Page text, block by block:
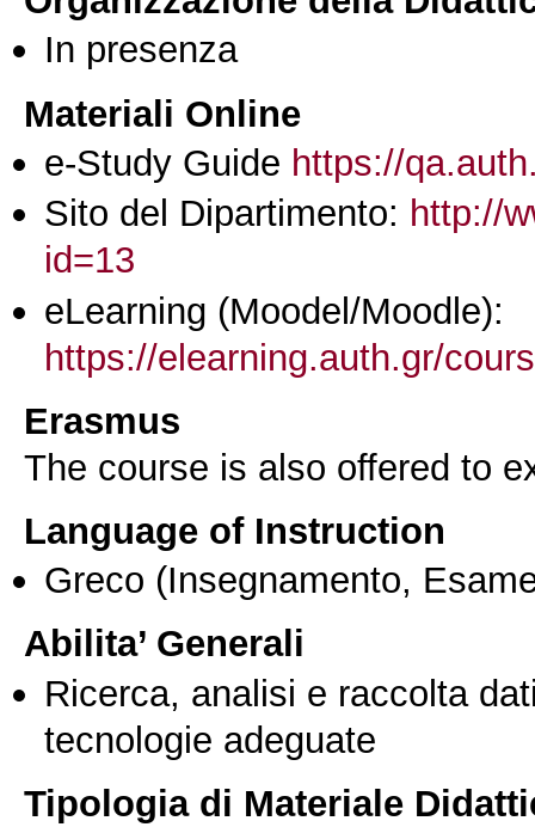
In presenza
Materiali Online
e-Study Guide https://
Sito del Dipartimento: http://
id=13
eLearning (Moodel/Moodle):
https://elearning.auth.gr/
Erasmus
The course is also offered to
Language of Instruction
Greco (Insegnamento,
Abilita’ Generali
Ricerca, analisi e raccolta
tecnologie adeguate
Tipologia di Materiale